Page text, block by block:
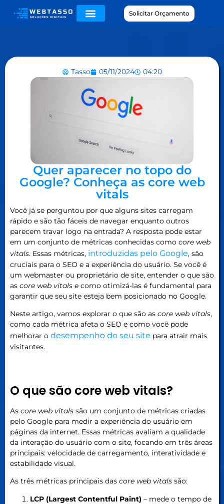
Solicitar Orçamento
Tasso 05/11/2024 04:20
Quer aparecer no topo do
Google? Conheça as core web
vitals
Você já se perguntou por que alguns sites carregam
rápido e são tão fáceis de navegar enquanto outros
parecem travar logo na entrada? A resposta pode estar
em um conjunto de métricas conhecidas como core web
vitals. Essas métricas, introduzidas pelo Google, são
cruciais para o SEO e a experiência do usuário. Se você é
um webmaster ou proprietário de site, entender o que são
as core web vitals e como otimizá-las é fundamental para
garantir que seu site esteja bem posicionado no Google.
Neste artigo, vamos explorar o que são as core web vitals,
como cada métrica afeta o SEO e como você pode
melhorar o desempenho do seu site para atrair mais
visitantes.
O que são core web vitals?
As core web vitals são um conjunto de métricas criadas
pelo Google para medir a experiência do usuário em
páginas da internet. Essas métricas avaliam a qualidade
da interação do usuário com o site, focando em três áreas
principais: velocidade de carregamento, interatividade e
estabilidade visual.
As três métricas principais das core web vitals são:
LCP (Largest Contentful Paint) – mede o tempo de